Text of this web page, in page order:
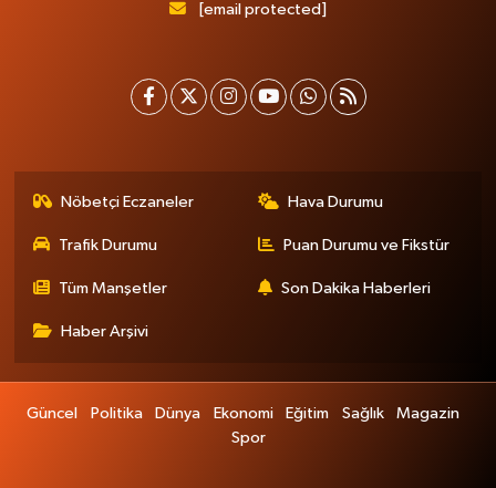
[email protected]
Nöbetçi Eczaneler Hava Durumu
Trafik Durumu Puan Durumu ve Fikstür
Tüm Manşetler Son Dakika Haberleri
Haber Arşivi
Güncel Politika Dünya Ekonomi Eğitim Sağlık
Magazin
Spor